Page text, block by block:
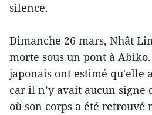
silence.
Dimanche 26 mars, Nhât
morte sous un pont à
japonais ont estimé qu'elle
car il n’y avait aucun signe
où son corps a été retrouvé